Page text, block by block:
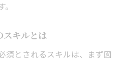
スキルとは
須とされるスキルは、まず図